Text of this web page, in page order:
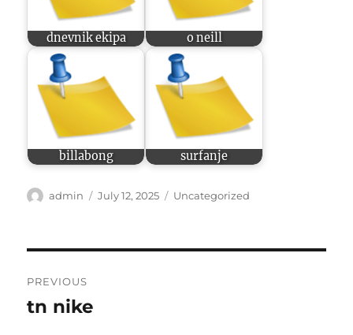
dnevnik ekipa o neill
billabong surfanje
Author
admin
Posted
July 12, 2025 Categories
Uncategorized
navigation
PREVIOUS
Previous
tn nike